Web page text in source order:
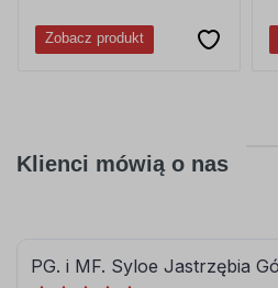
Zobacz produkt
Klienci mówią o nas